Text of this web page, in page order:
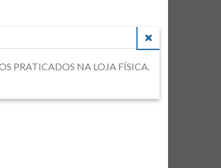
PRATICADOS NA LOJA FÍSICA.